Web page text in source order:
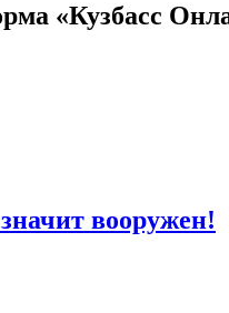
«Кузбасс
вооружен!